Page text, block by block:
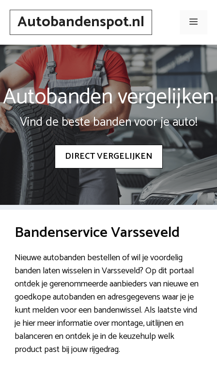
Spring
inhoudAutobandenspot.nl Menu
Autobanden vergelijken
Vind de beste banden voor je auto!
DIRECT VERGELIJKEN
Bandenservice Varsseveld
Nieuwe autobanden bestellen of wil je voordelig
banden laten wisselen in Varsseveld? Op dit portaal
ontdek je gerenommeerde aanbieders van nieuwe en
goedkope autobanden en adresgegevens waar je je
kunt melden voor een bandenwissel. Als laatste vind
je hier meer informatie over montage, uitlijnen en
balanceren en ontdek je in de keuzehulp welk
product past bij jouw rijgedrag.